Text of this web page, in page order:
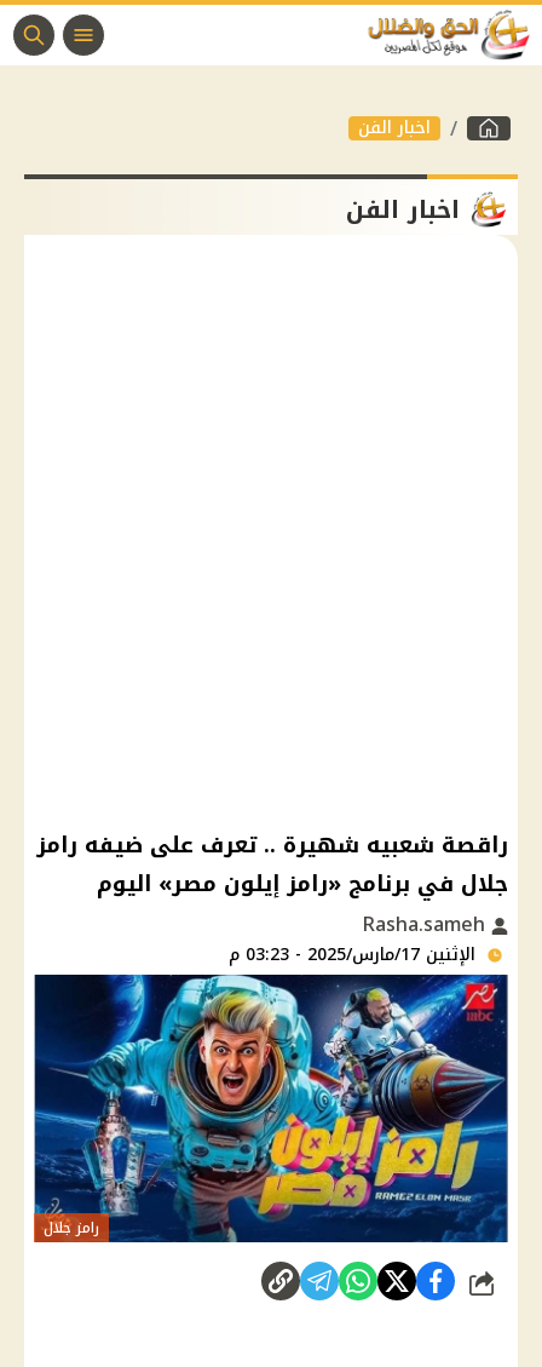
اخبار الفن
اخبار الفن
راقصة شعبيه شهيرة .. تعرف على ضيفه رامز
جلال في برنامج «رامز إيلون مصر» اليوم
الإثنين 17/مارس/2025 - 03:23 م
رامز جلال
شارك